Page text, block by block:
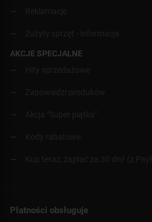
AKCJE SPECJALNE
Płatności obsługuje